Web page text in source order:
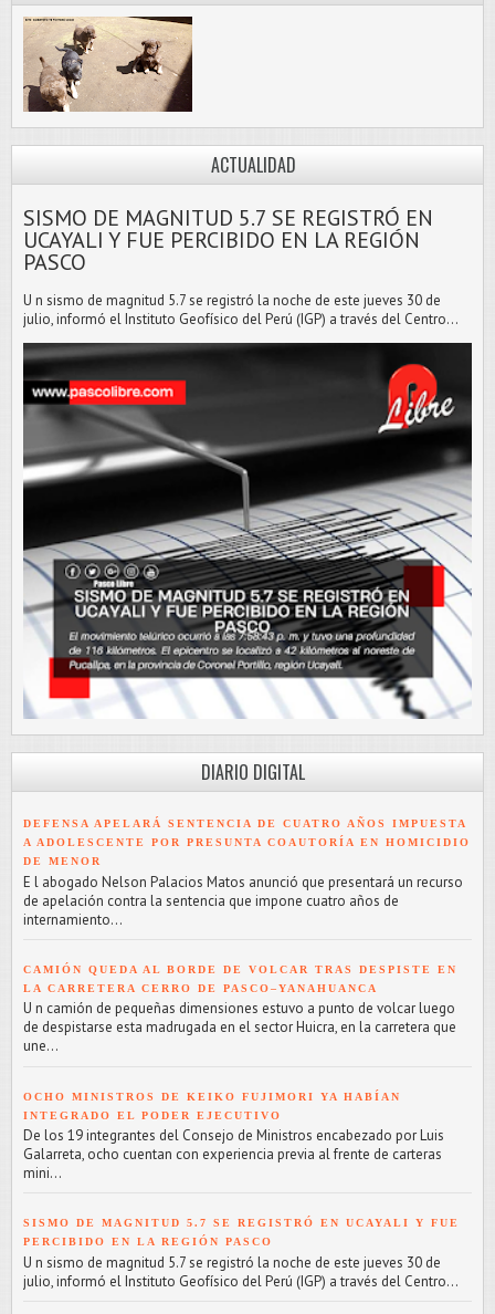
ACTUALIDAD
SISMO DE MAGNITUD 5.7 SE REGISTRÓ EN
UCAYALI Y FUE PERCIBIDO EN LA REGIÓN
PASCO
U n sismo de magnitud 5.7 se registró la noche de este jueves 30 de
julio, informó el Instituto Geofísico del Perú (IGP) a través del Centro...
DIARIO DIGITAL
DEFENSA APELARÁ SENTENCIA DE CUATRO AÑOS IMPUESTA
A ADOLESCENTE POR PRESUNTA COAUTORÍA EN HOMICIDIO
DE MENOR
E l abogado Nelson Palacios Matos anunció que presentará un recurso
de apelación contra la sentencia que impone cuatro años de
internamiento...
CAMIÓN QUEDA AL BORDE DE VOLCAR TRAS DESPISTE EN
LA CARRETERA CERRO DE PASCO–YANAHUANCA
U n camión de pequeñas dimensiones estuvo a punto de volcar luego
de despistarse esta madrugada en el sector Huicra, en la carretera que
une...
OCHO MINISTROS DE KEIKO FUJIMORI YA HABÍAN
INTEGRADO EL PODER EJECUTIVO
De los 19 integrantes del Consejo de Ministros encabezado por Luis
Galarreta, ocho cuentan con experiencia previa al frente de carteras
mini...
SISMO DE MAGNITUD 5.7 SE REGISTRÓ EN UCAYALI Y FUE
PERCIBIDO EN LA REGIÓN PASCO
U n sismo de magnitud 5.7 se registró la noche de este jueves 30 de
julio, informó el Instituto Geofísico del Perú (IGP) a través del Centro...